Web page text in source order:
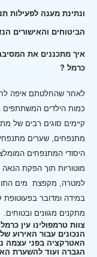
ונתינת מענה לפעילות
הביטוחים והאישורים
איך מתכננים את
כרמל ?
לאחר שהחלטתם איפה
כמות הילדים המשתתפים
קיימים סוגים רבים של
מתנפחים, שערים
היסודי המתנפחים
מוטוריות תוך הפקת
למטרה, מקפצת מים
במידה ומדובר בפעוטופת
מתקנים מגוונים ובטוחים.
צוות טרמפולינו עין
הנכונים עבור האירוע
האטרקציה בפני עצמה
הגברה ועוד להשערת